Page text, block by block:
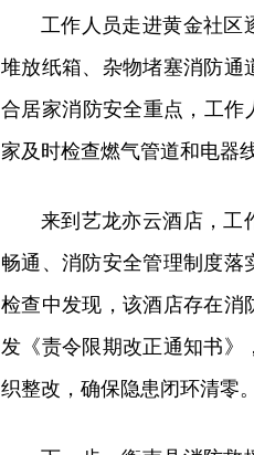
工作人员走进黄金社区
堆放纸箱、杂物堵塞消防通
合居家消防安全重点，工作
家及时检查燃气管道和电器
来到艺龙亦云酒店，工
畅通、消防安全管理制度落
检查中发现，该酒店存在消
发《责令限期改正通知书》
织整改，确保隐患闭环清零。